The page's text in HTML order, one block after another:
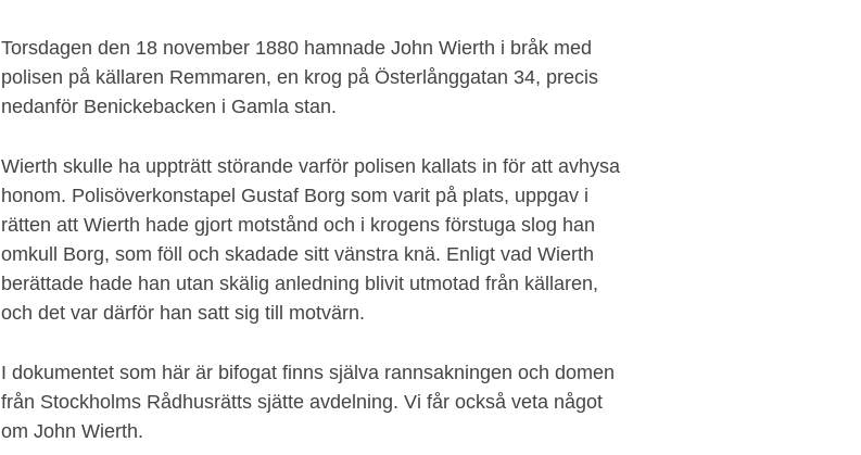
Torsdagen den 18 november 1880 hamnade John Wierth i bråk med
polisen på källaren Remmaren, en krog på Österlånggatan 34, precis
nedanför Benickebacken i Gamla stan.
Wierth skulle ha uppträtt störande varför polisen kallats in för att avhysa
honom. Polisöverkonstapel Gustaf Borg som varit på plats, uppgav i
rätten att Wierth hade gjort motstånd och i krogens förstuga slog han
omkull Borg, som föll och skadade sitt vänstra knä. Enligt vad Wierth
berättade hade han utan skälig anledning blivit utmotad från källaren,
och det var därför han satt sig till motvärn.
I dokumentet som här är bifogat finns själva rannsakningen och domen
från Stockholms Rådhusrätts sjätte avdelning. Vi får också veta något
om John Wierth.